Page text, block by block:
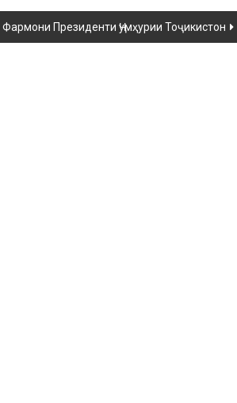
Фармони Президенти Ҷумҳурии Тоҷикистон